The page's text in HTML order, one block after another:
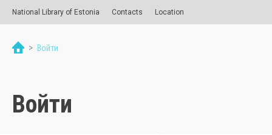
National Library of Estonia Contacts Location
> Войти
Войти